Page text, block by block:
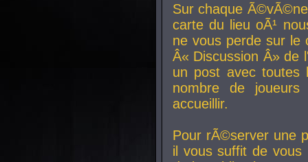
Sur chaque
carte du lieu oÃ¹
ne vous perde sur le
Â« Discussion Â» de
un post avec toutes
nombre de
accueillir.
Pour rÃ©server une
il vous suffit de vous